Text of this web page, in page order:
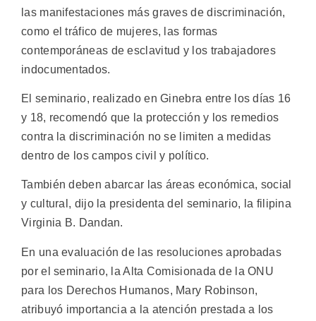
las manifestaciones más graves de discriminación,
como el tráfico de mujeres, las formas
contemporáneas de esclavitud y los trabajadores
indocumentados.
El seminario, realizado en Ginebra entre los días 16
y 18, recomendó que la protección y los remedios
contra la discriminación no se limiten a medidas
dentro de los campos civil y político.
También deben abarcar las áreas económica, social
y cultural, dijo la presidenta del seminario, la filipina
Virginia B. Dandan.
En una evaluación de las resoluciones aprobadas
por el seminario, la Alta Comisionada de la ONU
para los Derechos Humanos, Mary Robinson,
atribuyó importancia a la atención prestada a los